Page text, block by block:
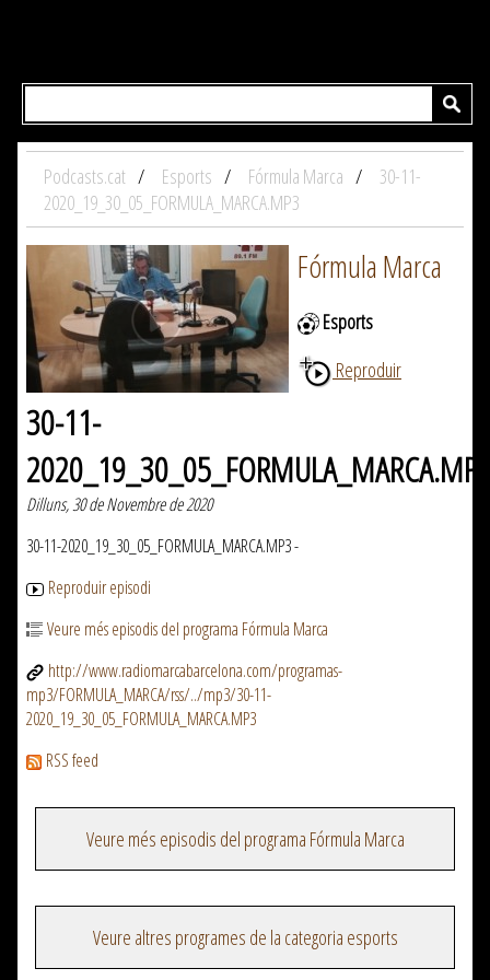
Podcasts.cat Esports Fórmula Marca
30-11-
2020_19_30_05_FORMULA_MARCA.MP3
Fórmula Marca
Esports
Reproduir
30-11-
Dilluns, 30 de Novembre de 2020
30-11-2020_19_30_05_FORMULA_MARCA.MP3 -
Reproduir episodi
Veure més episodis del programa Fórmula Marca
http://www.radiomarcabarcelona.com/programas-
mp3/FORMULA_MARCA/rss/../mp3/30-11-
2020_19_30_05_FORMULA_MARCA.MP3
RSS feed
Veure més episodis del programa Fórmula Marca
Veure altres programes de la categoria esports